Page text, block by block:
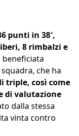
punti in 38′,
8 rimbalzi e
beneficiata
che ha
triple, così come
di valutazione
dalla stessa
vinta contro